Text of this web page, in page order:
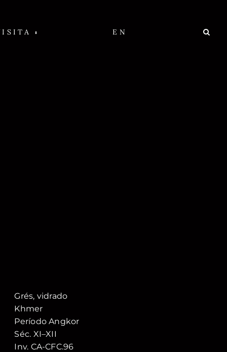
EN
Grés, vidrado
Khmer
Período Angkor
Séc. XI–XII
Inv. CA-CFC.96